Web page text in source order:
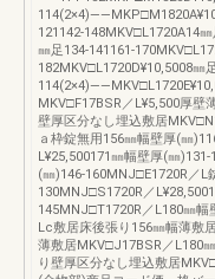
121142-148MKV□L1720A14
㎜足134-141161-
182MKV□L1720D¥10,5008㎜足
MKV□F17BSR／L¥5,500厚壁
壁厚区分なし埋込敷居
ａ枠錠無用156㎜幅壁厚(㎜
L¥25,500171㎜幅壁厚(㎜
(㎜)146-160MNJ□E1720R／L
130MNJ□S1720R／
145MNJ□T1720R／L180㎜幅
Lc敷居床後張り156㎜幅薄敷
薄敷居MKV□J17BSR／L180
り壁厚区分なし埋込敷居